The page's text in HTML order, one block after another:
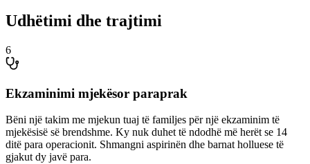
Udhëtimi dhe trajtimi
6
Ekzaminimi mjekësor paraprak
Bëni një takim me mjekun tuaj të familjes për një ekzaminim të
mjekësisë së brendshme. Ky nuk duhet të ndodhë më herët se 14
ditë para operacionit. Shmangni aspirinën dhe barnat holluese të
gjakut dy javë para.